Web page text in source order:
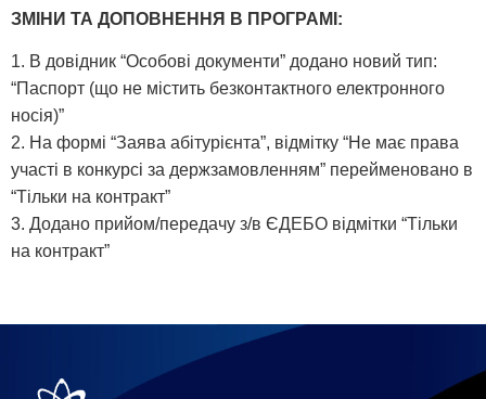
ЗМІНИ ТА ДОПОВНЕННЯ В ПРОГРАМІ:
1. В довідник “Особові документи” додано новий тип:
“Паспорт (що не містить безконтактного електронного
носія)”
2. На формі “Заява абітурієнта”, відмітку “Не має права
участі в конкурсі за держзамовленням” перейменовано в
“Тільки на контракт”
3. Додано прийом/передачу з/в ЄДЕБО відмітки “Тільки
на контракт”